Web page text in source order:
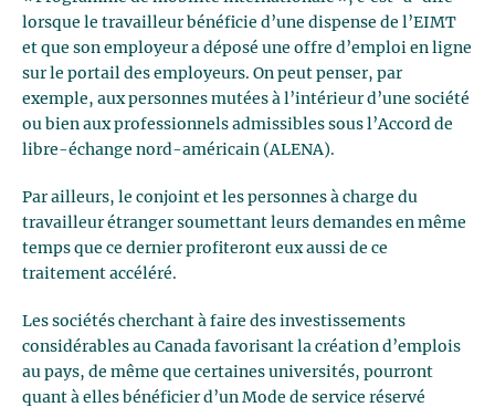
lorsque le travailleur bénéficie d’une dispense de l’EIMT
et que son employeur a déposé une offre d’emploi en ligne
sur le portail des employeurs. On peut penser, par
exemple, aux personnes mutées à l’intérieur d’une société
ou bien aux professionnels admissibles sous l’Accord de
libre-échange nord-américain (ALENA).
Par ailleurs, le conjoint et les personnes à charge du
travailleur étranger soumettant leurs demandes en même
temps que ce dernier profiteront eux aussi de ce
traitement accéléré.
Les sociétés cherchant à faire des investissements
considérables au Canada favorisant la création d’emplois
au pays, de même que certaines universités, pourront
quant à elles bénéficier d’un Mode de service réservé